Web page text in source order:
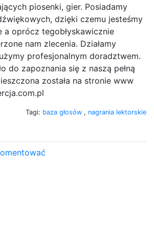
piosenki, gier. Posiadamy
dzięki czemu jesteśmy
a oprócz tegobłyskawicznie
nam zlecenia. Działamy
profesjonalnym doradztwem.
do zapoznania się z naszą pełną
została na stronie www
Tagi: baza głosów , nagrania lektorskie